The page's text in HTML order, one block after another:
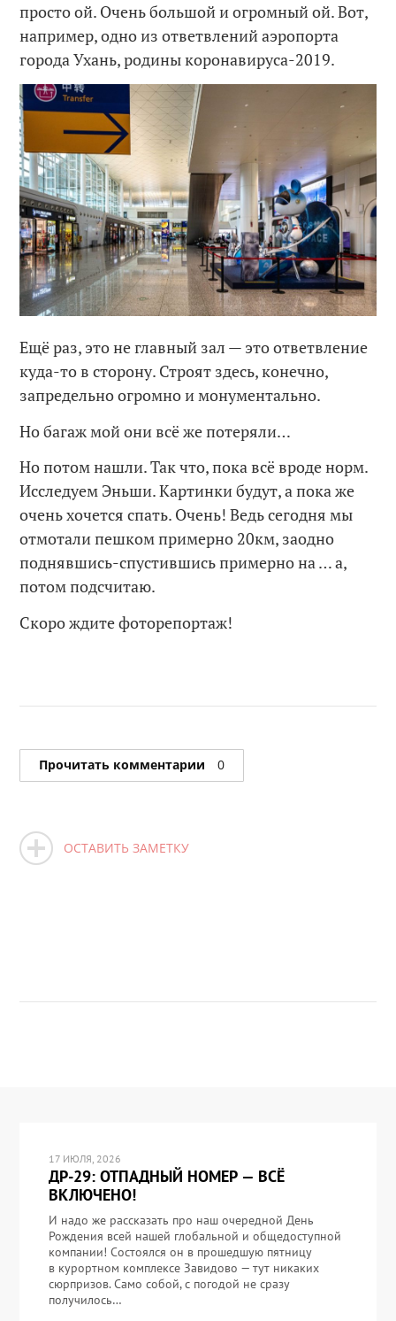
просто ой. Очень большой и огромный ой. Вот,
например, одно из ответвлений аэропорта
города Ухань, родины коронавируса-2019.
Ещё раз, это не главный зал — это ответвление
куда-то в сторону. Строят здесь, конечно,
запредельно огромно и монументально.
Но багаж мой они всё же потеряли…
Но потом нашли. Так что, пока всё вроде норм.
Исследуем Эньши. Картинки будут, а пока же
очень хочется спать. Очень! Ведь сегодня мы
отмотали пешком примерно 20км, заодно
поднявшись-спустившись примерно на … а,
потом подсчитаю.
Скоро ждите фоторепортаж!
Прочитать комментарии 0
ОСТАВИТЬ ЗАМЕТКУ
17 ИЮЛЯ, 2026
ДР-29: ОТПАДНЫЙ НОМЕР — ВСЁ
ВКЛЮЧЕНО!
И надо же рассказать про наш очередной День
Рождения всей нашей глобальной и общедоступной
компании! Состоялся он в прошедшую пятницу
в курортном комплексе Завидово — тут никаких
сюрпризов. Само собой, с погодой не сразу
получилось…